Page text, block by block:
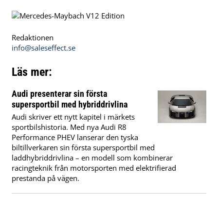
Redaktionen
info@saleseffect.se
Läs mer:
Audi presenterar sin första
supersportbil med hybriddrivlina
Audi skriver ett nytt kapitel i märkets
sportbilshistoria. Med nya Audi R8
Performance PHEV lanserar den tyska
biltillverkaren sin första supersportbil med
laddhybriddrivlina – en modell som kombinerar
racingteknik från motorsporten med elektrifierad
prestanda på vägen.